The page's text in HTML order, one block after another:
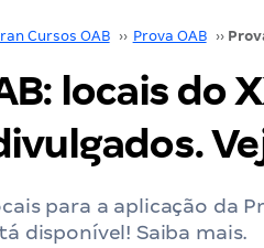
Cursos OAB ›› Prova OAB ››
locais do
para a aplicação da
disponível! Saiba mais.